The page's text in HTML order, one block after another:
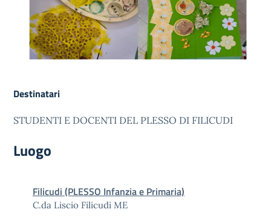
Destinatari
STUDENTI E DOCENTI DEL PLESSO DI FILICUDI
Luogo
Filicudi (PLESSO Infanzia e Primaria)
C.da Liscio Filicudi ME